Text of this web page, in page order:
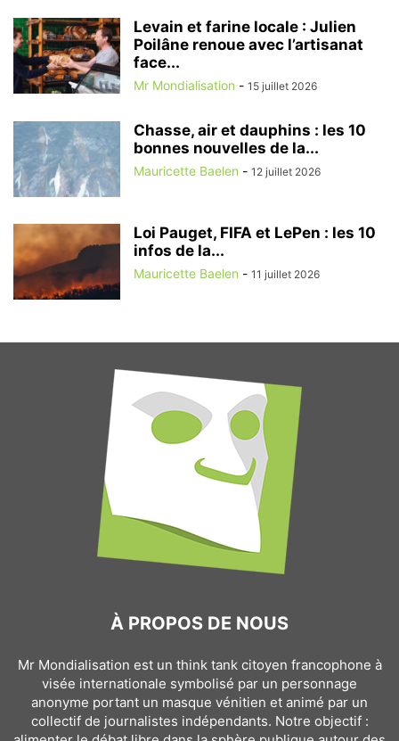
Levain et farine locale : Julien
Poilâne renoue avec l’artisanat
face...
Mr Mondialisation - 15 juillet 2026
Chasse, air et dauphins : les 10
bonnes nouvelles de la...
Mauricette Baelen - 12 juillet 2026
Loi Pauget, FIFA et LePen : les 10
infos de la...
Mauricette Baelen - 11 juillet 2026
À PROPOS DE NOUS
Mr Mondialisation est un think tank citoyen francophone à
visée internationale symbolisé par un personnage
anonyme portant un masque vénitien et animé par un
collectif de journalistes indépendants. Notre objectif :